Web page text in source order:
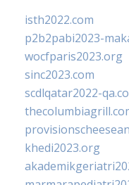
isth2022.com
p2b2pabi2023-
wocfparis2023.org
sinc2023.com
scdlqatar2022-
khedi2023.org